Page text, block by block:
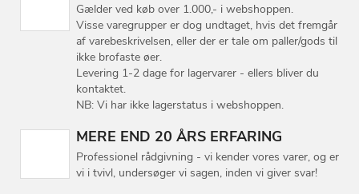
Gælder ved køb over 1.000,- i webshoppen.
Visse varegrupper er dog undtaget, hvis det fremgår
af varebeskrivelsen, eller der er tale om paller/gods til
ikke brofaste øer.
Levering 1-2 dage for lagervarer - ellers bliver du
kontaktet.
NB: Vi har ikke lagerstatus i webshoppen.
MERE END 20 ÅRS ERFARING
Professionel rådgivning - vi kender vores varer, og er
vi i tvivl, undersøger vi sagen, inden vi giver svar!